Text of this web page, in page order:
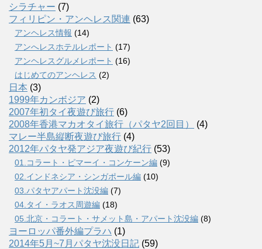
シラチャー (7)
フィリピン・アンヘレス関連 (63)
アンヘレス情報 (14)
アンへレスホテルレポート (17)
アンヘレスグルメレポート (16)
はじめてのアンヘレス (2)
日本 (3)
1999年カンボジア (2)
2007年初タイ夜遊び旅行 (6)
2008年香港マカオタイ旅行（パタヤ2回目）
(4)
マレー半島縦断夜遊び旅行 (4)
2012年パタヤ発アジア夜遊び紀行 (53)
01.コラート・ピマーイ・コンケーン編 (9)
02.インドネシア・シンガポール編 (10)
03.パタヤアパート沈没編 (7)
04.タイ・ラオス周遊編 (18)
05.北京・コラート・サメット島・アパート沈没編 (8)
ヨーロッパ番外編プラハ (1)
2014年5月~7月パタヤ沈没日記 (59)